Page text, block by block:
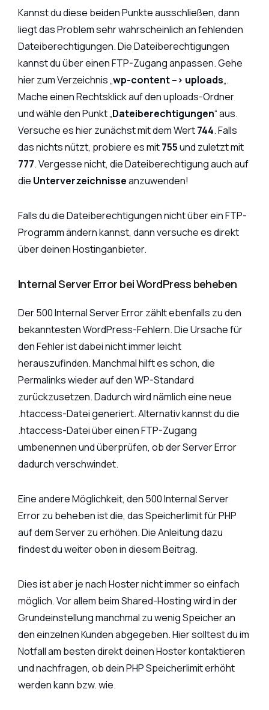
Kannst du diese beiden Punkte ausschließen, dann
liegt das Problem sehr wahrscheinlich an fehlenden
Dateiberechtigungen. Die Dateiberechtigungen
kannst du über einen FTP-Zugang anpassen. Gehe
hier zum Verzeichnis „wp-content –> uploads„.
Mache einen Rechtsklick auf den uploads-Ordner
und wähle den Punkt „Dateiberechtigungen“ aus.
Versuche es hier zunächst mit dem Wert744. Falls
das nichts nützt, probiere es mit755und zuletzt mit
777. Vergesse nicht, die Dateiberechtigung auch auf
die Unterverzeichnisseanzuwenden!
Falls du die Dateiberechtigungen nicht über ein FTP-
Programm ändern kannst, dann versuche es direkt
über deinen Hostinganbieter.
Internal Server Error bei WordPress beheben
Der 500 Internal Server Error zählt ebenfalls zu den
bekanntesten WordPress-Fehlern. Die Ursache für
den Fehler ist dabei nicht immer leicht
herauszufinden. Manchmal hilft es schon, die
Permalinks wieder auf den WP-Standard
zurückzusetzen. Dadurch wird nämlich eine neue
.htaccess-Datei generiert. Alternativ kannst du die
.htaccess-Datei über einen FTP-Zugang
umbenennen und überprüfen, ob der Server Error
dadurch verschwindet.
Eine andere Möglichkeit, den 500 Internal Server
Error zu beheben ist die, das Speicherlimit für PHP
auf dem Server zu erhöhen. Die Anleitung dazu
findest du weiter oben in diesem Beitrag.
Dies ist aber je nach Hoster nicht immer so einfach
möglich. Vor allem beim Shared-Hosting wird in der
Grundeinstellung manchmal zu wenig Speicher an
den einzelnen Kunden abgegeben. Hier solltest du im
Notfall am besten direkt deinen Hoster kontaktieren
und nachfragen, ob dein PHP Speicherlimit erhöht
werden kann bzw. wie.